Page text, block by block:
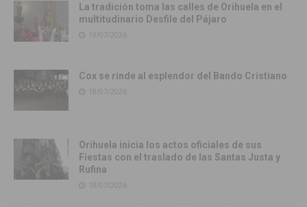
La tradición toma las calles de Orihuela en el
multitudinario Desfile del Pájaro
19/07/2026
Cox se rinde al esplendor del Bando Cristiano
18/07/2026
Orihuela inicia los actos oficiales de sus
Fiestas con el traslado de las Santas Justa y
Rufina
18/07/2026